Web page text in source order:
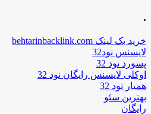
.
خرید بک لینک behtarinbacklink.com
لایسنس نود32
پسورد نود 32
اوکلی لایسنس رایگان نود 32
همیار نود 32
بهترین سئو
رایگان